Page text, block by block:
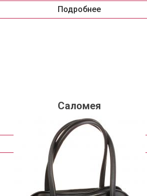
Подробнее
Саломея
1 657 руб.
Подробнее